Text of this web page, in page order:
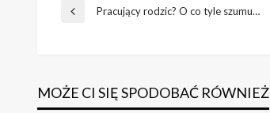
Nawigacja
Poprzedni
Pracujący rodzic? O co tyle szumu…
MOŻE CI SIĘ SPODOBAĆ RÓWNIEŻ